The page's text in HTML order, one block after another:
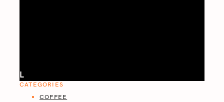
L
CATEGORIES
COFFEE